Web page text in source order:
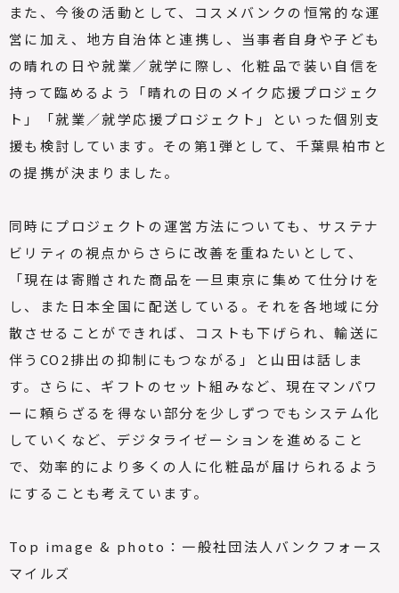
また、今後の活動として、コスメバンクの恒常的な運
営に加え、地方自治体と連携し、当事者自身や子ども
の晴れの日や就業／就学に際し、化粧品で装い自信を
持って臨めるよう「晴れの日のメイク応援プロジェク
ト」「就業／就学応援プロジェクト」といった個別支
援も検討しています。その第1 弾として、千葉県柏市と
の提携が決まりました。
同時にプロジェクトの運営方法についても、サステナ
ビリティの視点からさらに改善を重ねたいとして、
「現在は寄贈された商品を一旦東京に集めて仕分けを
し、また日本全国に配送している。それを各地域に分
散させることができれば、コストも下げられ、輸送に
伴う CO2排出の抑制にもつながる」と山田は話しま
す。さらに、ギフトのセット組みなど、現在マンパワ
ーに頼らざるを得ない部分を少しずつでもシステム化
していくなど、デジタライゼーションを進めること
で、効率的により多くの人に化粧品が届けられるよう
にすることも考えています。
Top image & photo ： 一般社団法人バンクフォース
マイルズ